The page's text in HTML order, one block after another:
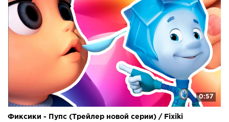
0:57
Фиксики - Пупс (Трейлер новой серии) / Fixiki